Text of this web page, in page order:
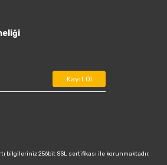
Kayıt Ol
bilgileriniz 256bit SSL sertifikası ile korunmaktadır.